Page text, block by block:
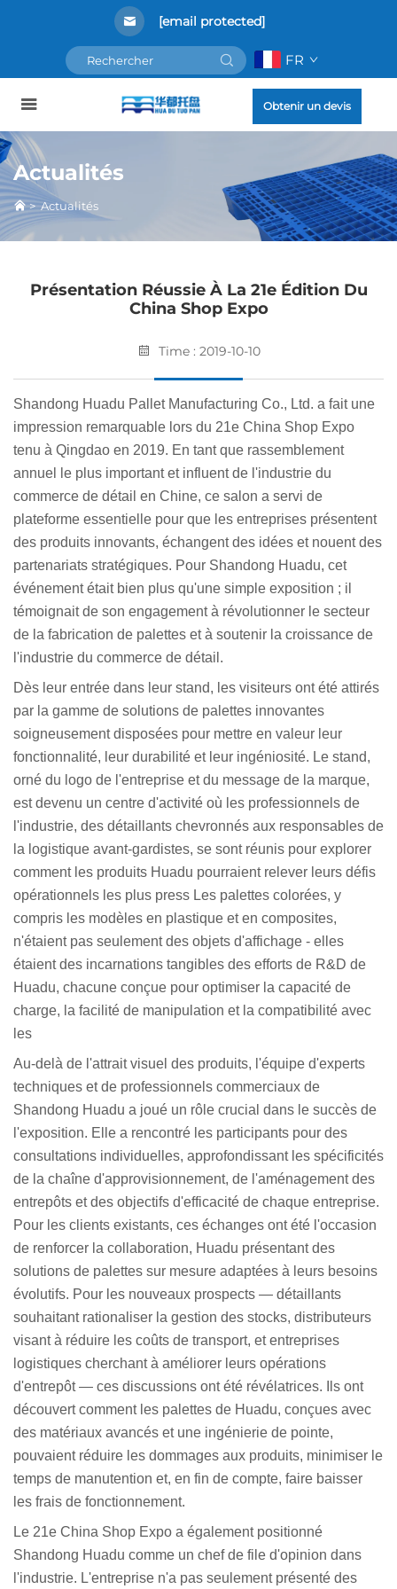
[email protected]
FR
Obtenir un devis
Actualités
>Actualités
Présentation Réussie À La 21e Édition Du
China Shop Expo
Time : 2019-10-10
Shandong Huadu Pallet Manufacturing Co., Ltd. a fait une
impression remarquable lors du 21e China Shop Expo
tenu à Qingdao en 2019. En tant que rassemblement
annuel le plus important et influent de l'industrie du
commerce de détail en Chine, ce salon a servi de
plateforme essentielle pour que les entreprises présentent
des produits innovants, échangent des idées et nouent des
partenariats stratégiques. Pour Shandong Huadu, cet
événement était bien plus qu'une simple exposition ; il
témoignait de son engagement à révolutionner le secteur
de la fabrication de palettes et à soutenir la croissance de
l'industrie du commerce de détail.
Dès leur entrée dans leur stand, les visiteurs ont été attirés
par la gamme de solutions de palettes innovantes
soigneusement disposées pour mettre en valeur leur
fonctionnalité, leur durabilité et leur ingéniosité. Le stand,
orné du logo de l'entreprise et du message de la marque,
est devenu un centre d'activité où les professionnels de
l'industrie, des détaillants chevronnés aux responsables de
la logistique avant-gardistes, se sont réunis pour explorer
comment les produits Huadu pourraient relever leurs défis
opérationnels les plus press Les palettes colorées, y
compris les modèles en plastique et en composites,
n'étaient pas seulement des objets d'affichage - elles
étaient des incarnations tangibles des efforts de R&D de
Huadu, chacune conçue pour optimiser la capacité de
charge, la facilité de manipulation et la compatibilité avec
les
Au-delà de l'attrait visuel des produits, l'équipe d'experts
techniques et de professionnels commerciaux de
Shandong Huadu a joué un rôle crucial dans le succès de
l'exposition. Elle a rencontré les participants pour des
consultations individuelles, approfondissant les spécificités
de la chaîne d'approvisionnement, de l'aménagement des
entrepôts et des objectifs d'efficacité de chaque entreprise.
Pour les clients existants, ces échanges ont été l'occasion
de renforcer la collaboration, Huadu présentant des
solutions de palettes sur mesure adaptées à leurs besoins
évolutifs. Pour les nouveaux prospects — détaillants
souhaitant rationaliser la gestion des stocks, distributeurs
visant à réduire les coûts de transport, et entreprises
logistiques cherchant à améliorer leurs opérations
d'entrepôt — ces discussions ont été révélatrices. Ils ont
découvert comment les palettes de Huadu, conçues avec
des matériaux avancés et une ingénierie de pointe,
pouvaient réduire les dommages aux produits, minimiser le
temps de manutention et, en fin de compte, faire baisser
les frais de fonctionnement.
Le 21e China Shop Expo a également positionné
Shandong Huadu comme un chef de file d'opinion dans
l'industrie. L'entreprise n'a pas seulement présenté des